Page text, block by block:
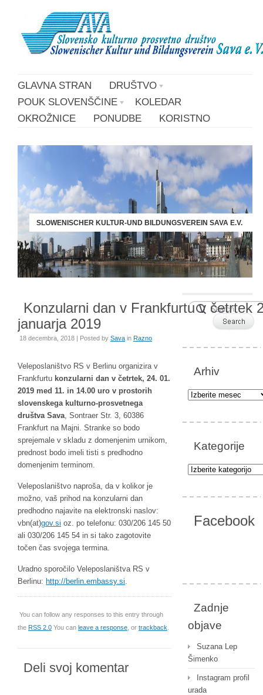
GLAVNA STRAN
DRUŠTVO
POUK SLOVENŠČINE
KOLEDAR
OKROŽNICE
PONUDBE KORISTNO
SLOWENISCHER KULTUR-UND BILDUNGSVEREIN SAVA E.V.
Konzularni dan v Frankfurtu v četrtek
januarja 2019
18 decembra, 2018 | Posted by Sava in Razno
Veleposlaništvo RS v Berlinu organizira v
Frankfurtu konzularni dan v četrtek, 24. 01.
2019 med 11. in 14.00 uro v prostorih
slovenskega kulturno-prosvetnega
društva Sava, Sontraer Str. 3, 60386
Frankfurt na Majni. Stranke so bodo
sprejemale v skladu z domenjenim urnikom,
prednost bodo imeli tisti s predhodno
domenjenim terminom.
Veleposlaništvo naproša, da v kolikor je
možno, vaš prihod na konzularni dan
predhodno najavite na elektronski naslov:
vbn(at)gov.si oz. po telefonu: 030/206 145 50
ali 030/206 145 54 in si tako zagotovite
točen čas svojega termina.
Uradno sporočilo Veleposlaništva RS v
Berlinu: http://berlin.embassy.si.
You can follow any responses to this entry through
the RSS 2.0 You can leave a response , or trackback
Deli svoj komentar
Arhiv
Arhiv
Kategorije
Kategorije
Facebook
Zadnje
objave
Suzana Lep
Šimenko
Instagram profil
urada